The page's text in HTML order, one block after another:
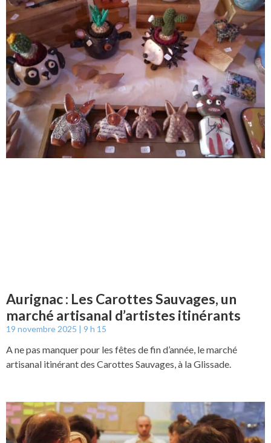
Aurignac : Les Carottes Sauvages, un
marché artisanal d’artistes itinérants
19 novembre 2025 9 h 15
A ne pas manquer pour les fêtes de fin d’année, le marché
artisanal itinérant des Carottes Sauvages, à la Glissade.